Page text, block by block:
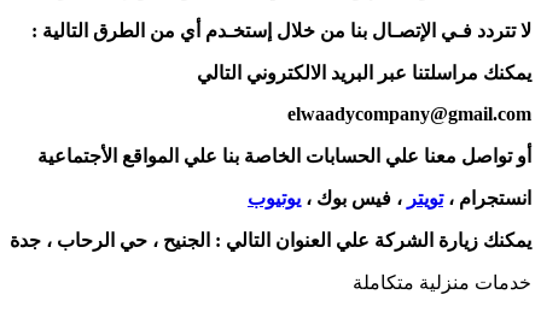
لا تتردد فـي الإتصـال بنا من خلال إستخـدم أي من الطرق التالية :
يمكنك مراسلتنا عبر البريد الالكتروني التالي
elwaadycompany@gmail.com
أو تواصل معنا علي الحسابات الخاصة بنا علي المواقع الأجتماعية
انستجرام ،تويتر ، فيس بوك ، يوتيوب
يمكنك زيارة الشركة علي العنوان التالي : الجنيح ، حي الرحاب ، جدة
خدمات منزلية متكاملة